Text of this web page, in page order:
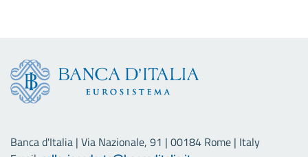
Banca d'Italia | Via Nazionale, 91 | 00184 Rome | Italy